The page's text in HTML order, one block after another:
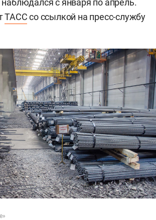
с января по апрель.
ТАССсо ссылкой на пресс-службу